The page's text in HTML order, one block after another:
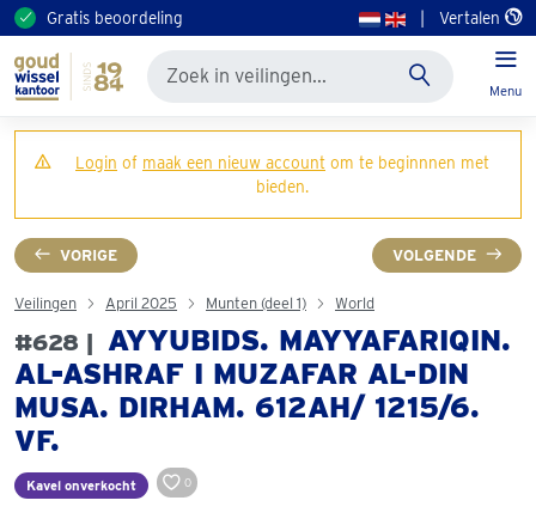
Gratis beoordeling Vertalen
Menu
Login of maak een nieuw account om te beginnnen met
bieden.
VORIGE VOLGENDE
Veilingen April 2025 Munten (deel 1) World
#628 | AYYUBIDS. MAYYAFARIQIN.
AL-ASHRAF I MUZAFAR AL-DIN
MUSA. DIRHAM. 612AH/ 1215/6.
VF.
Kavel onverkocht 0